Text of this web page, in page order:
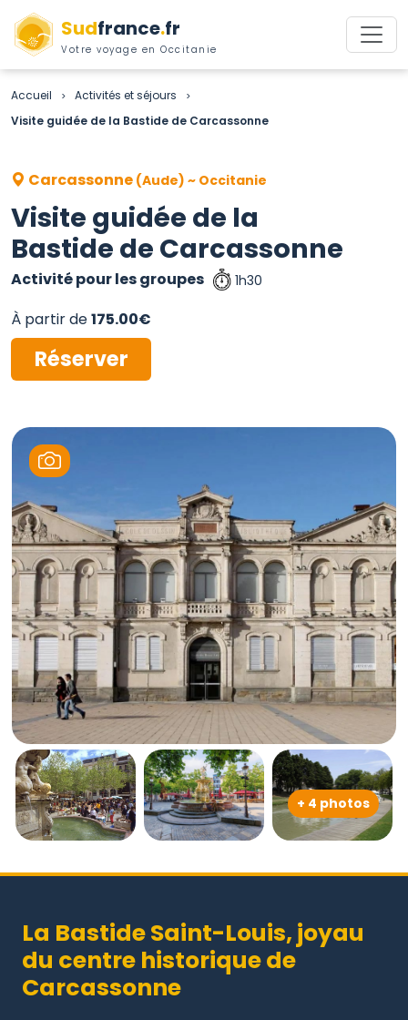
Sudfrance.fr
Votre voyage en Occitanie
Accueil > Activités et séjours >
Visite guidée de la Bastide de Carcassonne
Visite guidée de la
Bastide de Carcassonne
Activité pour les groupes 1h30
Carcassonne (Aude) ~ Occitanie
À partir de175.00€
Réserver
+ 4 photos
La Bastide Saint-Louis, joyau
du centre historique de
Carcassonne